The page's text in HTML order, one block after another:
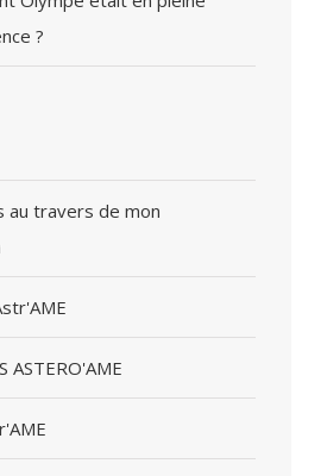
?
au travers de mon
ASTERO'AME